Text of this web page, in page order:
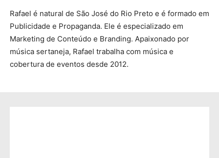
Rafael é natural de São José do Rio Preto e é formado em
Publicidade e Propaganda. Ele é especializado em
Marketing de Conteúdo e Branding. Apaixonado por
música sertaneja, Rafael trabalha com música e
cobertura de eventos desde 2012.